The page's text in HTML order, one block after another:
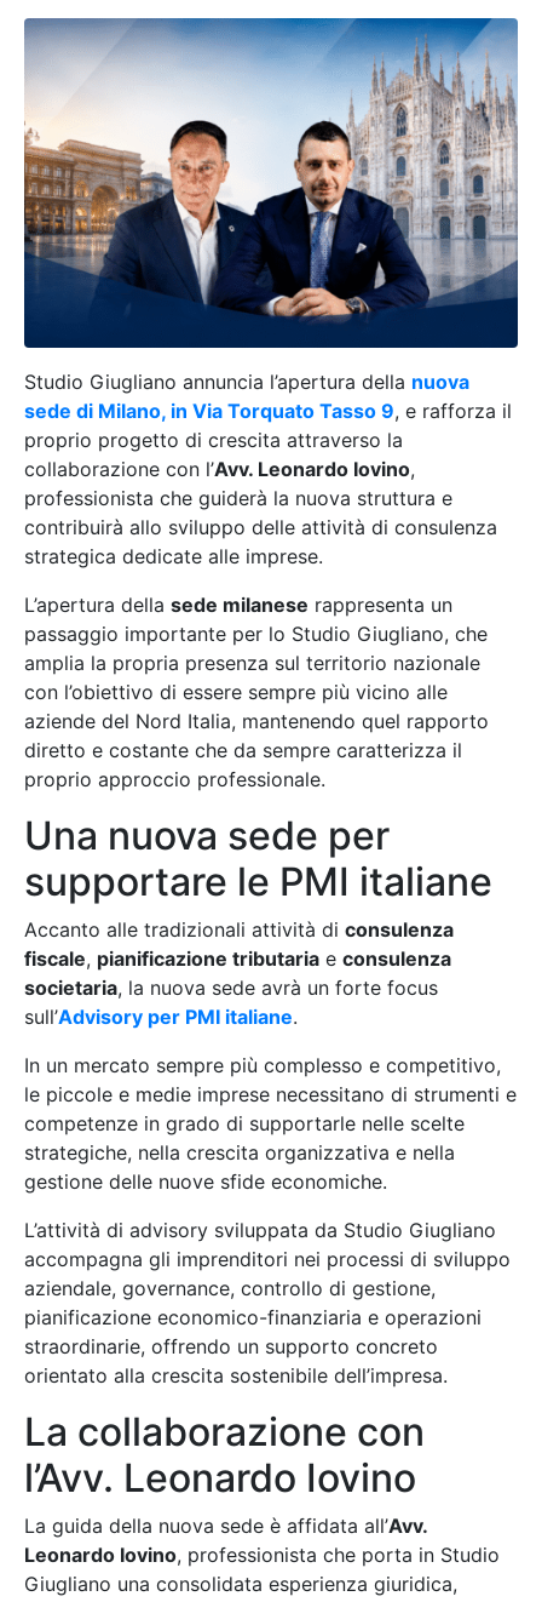
Studio Giugliano annuncia l’apertura della nuova
sede di Milano, in Via Torquato Tasso 9, e rafforza il
proprio progetto di crescita attraverso la
collaborazione con l’Avv. Leonardo Iovino,
professionista che guiderà la nuova struttura e
contribuirà allo sviluppo delle attività di consulenza
strategica dedicate alle imprese.
L’apertura della sede milanese rappresenta un
passaggio importante per lo Studio Giugliano, che
amplia la propria presenza sul territorio nazionale
con l’obiettivo di essere sempre più vicino alle
aziende del Nord Italia, mantenendo quel rapporto
diretto e costante che da sempre caratterizza il
proprio approccio professionale.
Una nuova sede per
supportare le PMI italiane
Accanto alle tradizionali attività di consulenza
fiscale, pianificazione tributaria e consulenza
societaria, la nuova sede avrà un forte focus
sull’Advisory per PMI italiane.
In un mercato sempre più complesso e competitivo,
le piccole e medie imprese necessitano di strumenti e
competenze in grado di supportarle nelle scelte
strategiche, nella crescita organizzativa e nella
gestione delle nuove sfide economiche.
L’attività di advisory sviluppata da Studio Giugliano
accompagna gli imprenditori nei processi di sviluppo
aziendale, governance, controllo di gestione,
pianificazione economico-finanziaria e operazioni
straordinarie, offrendo un supporto concreto
orientato alla crescita sostenibile dell’impresa.
La collaborazione con
l’Avv. Leonardo Iovino
La guida della nuova sede è affidata all’Avv.
Leonardo Iovino, professionista che porta in Studio
Giugliano una consolidata esperienza giuridica,